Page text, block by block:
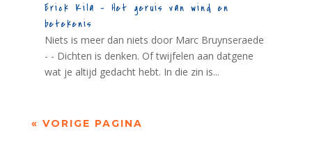
Erick Kila – Het geruis van wind en
betekenis
Niets is meer dan niets door Marc Bruynseraede
- - Dichten is denken. Of twijfelen aan datgene
wat je altijd gedacht hebt. In die zin is...
« VORIGE PAGINA